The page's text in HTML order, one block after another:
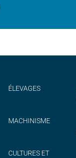
ÉLEVAGES
MACHINISME
CULTURES ET